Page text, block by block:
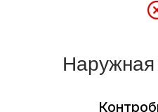
Доставка
Сборка на базе и доставка
Отделка вагонкой липа,
двойной, дровяная печь,